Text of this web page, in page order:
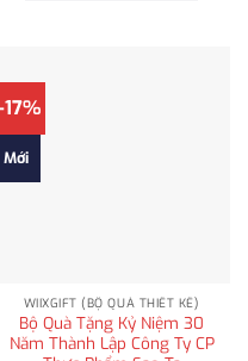
Mới
WIIXGIFT (BỘ QUÀ THIẾT KẾ)
Bộ Quà Tặng Kỷ Niệm 30
Năm Thành Lập Công Ty CP